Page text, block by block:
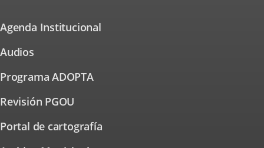
Agenda Institucional
Audios
Programa ADOPTA
Revisión PGOU
Portal de cartografíaEnlace